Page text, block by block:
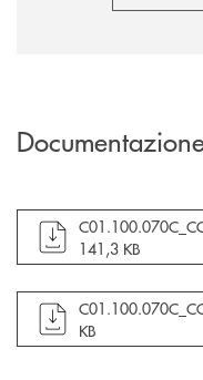
apre documento
141,3 KB
apre documento
KB